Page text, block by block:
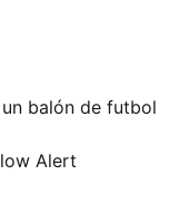
balón de futbol
que la
un buen rebote.
Alert